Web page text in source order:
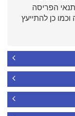
הפריסה
כן להתייעץ